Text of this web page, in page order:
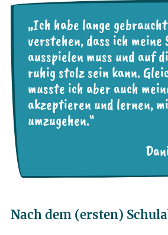
„Ich habe lange
verstehen, dass ich meine
ausspielen muss und auf
ruhig stolz sein kann.
musste ich aber auch
akzeptieren und lernen,
umzugehen.“
Nach dem (ersten)